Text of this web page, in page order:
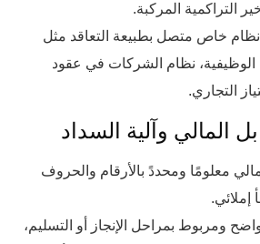
التراكمية المركبة.
نظام خاص متصل بطبيعة التعاقد مثل
الوظيفية، نظام الشركات في عقود
التجاري.
معلومًا ومحددً بالأرقام والحروف
إملائي.
ومربوط بمراحل الإنجاز أو التسليم،